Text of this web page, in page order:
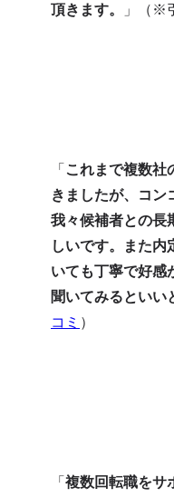
頂きます。
」（※
「 これまで複数社
きましたが、コン
我々候補者との長
しいです。また内
いても丁寧で好感
聞いてみるといい
コミ ）
「 複数回転職をサ